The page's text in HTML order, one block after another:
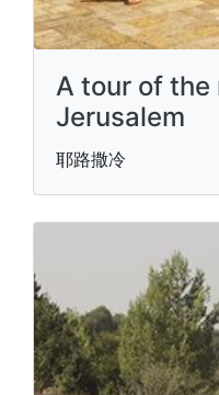
A tour of
Jerusalem
耶路撒冷